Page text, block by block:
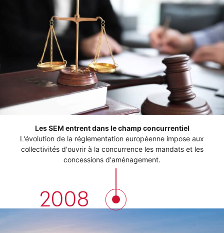
Les SEM entrent dans le champ concurrentiel
L'évolution de la réglementation européenne impose aux
collectivités d'ouvrir à la concurrence les mandats et les
concessions d'aménagement.
2008